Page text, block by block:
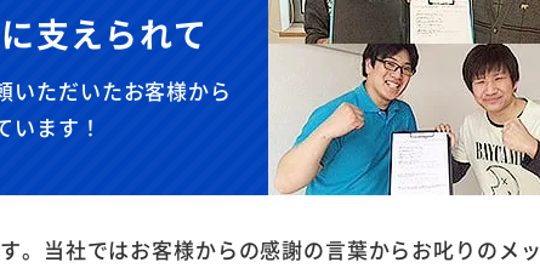
に支えられて
いただいたお客様から
います！
。当社ではお客様からの感謝の言葉からお叱りのメ